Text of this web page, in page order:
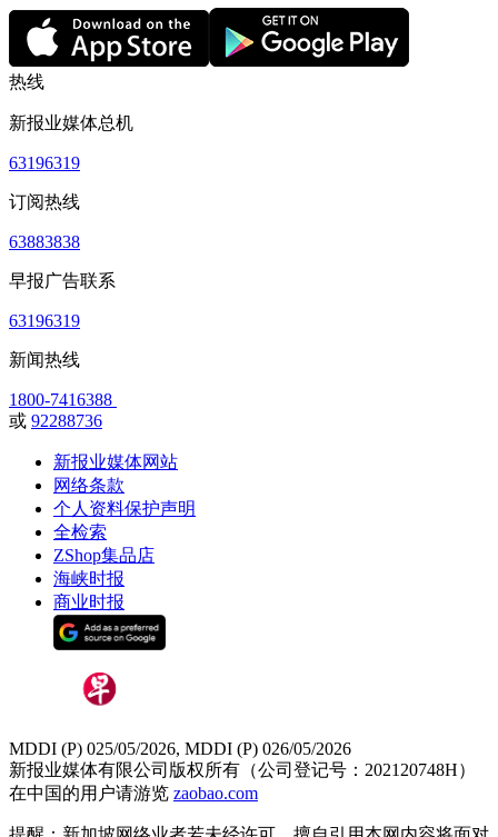
热线
新报业媒体总机
63196319
订阅热线
63883838
早报广告联系
63196319
新闻热线
1800-7416388
或 92288736
新报业媒体网站
网络条款
个人资料保护声明
全检索
ZShop集品店
海峡时报
商业时报
MDDI (P) 025/05/2026, MDDI (P) 026/05/2026
新报业媒体有限公司版权所有（公司登记号：202120748H）
在中国的用户请游览 zaobao.com